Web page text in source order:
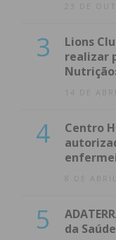
23 DE
3
Lions
realizar
14 DE
4
Centro
8 DE
5
da Saúde